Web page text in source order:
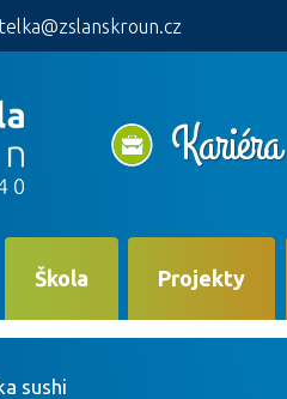
Kariéra
Škola Projekty
sushi